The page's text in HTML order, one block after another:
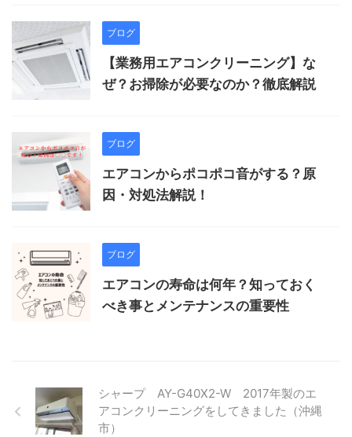
ブログ
【業務用エアコンクリーニング】な
ぜ？お掃除が必要なのか？徹底解説
ブログ
エアコンからポコポコ音がする？原
因・対処法解説！
ブログ
エアコンの寿命は何年？知っておく
べき事とメンテナンスの重要性
シャープ AY-G40X2-W 2017年製のエ
アコンクリーニングをしてきました（沖縄
市）